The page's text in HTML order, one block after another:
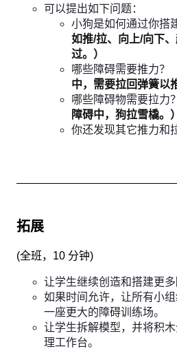
可以提出如下问题：
小狗是如何通过你搭
如推/拉、向上/向下
过。）
哪些障碍需要推力？
中，需要拉回弹簧以
哪些障碍物需要拉力？
障碍中，狗拉雪橇。）
你还发现其它推力和
拓展
(全班，10 分钟)
让学生继续创造和搭建更多
如果时间允许，让所有小
一座更大的障碍训练场。
让学生拆解模型，并将积
理工作台。